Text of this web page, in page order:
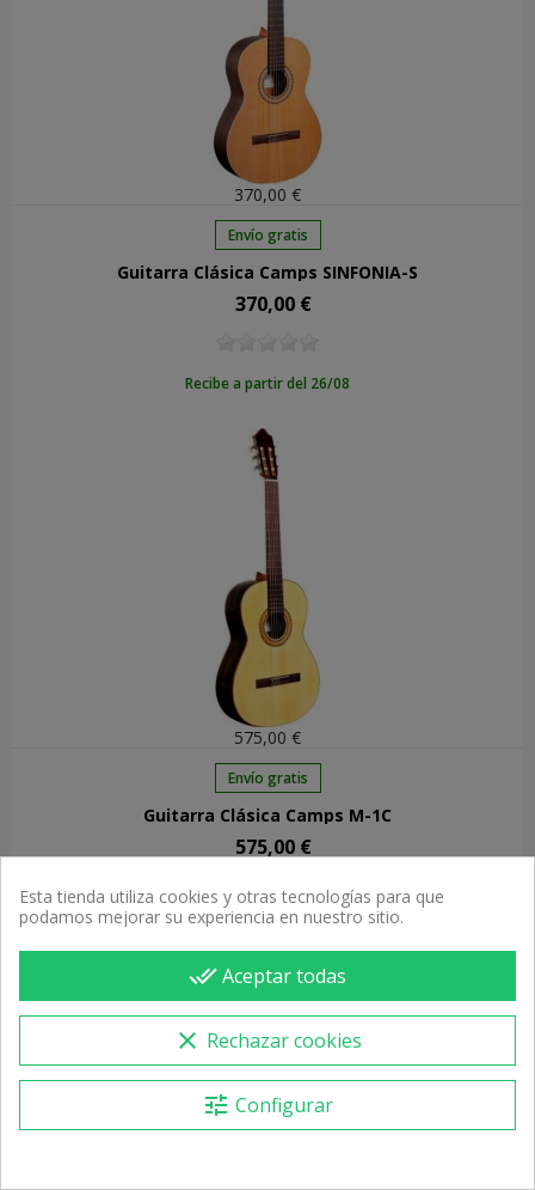
370,00 €
Envío gratis
Guitarra Clásica Camps SINFONIA-S
Precio
370,00 €
Recibe a partir del 26/08
575,00 €
Envío gratis
Guitarra Clásica Camps M-1C
Precio
575,00 €
Recibe a partir del 26/08
FUERA DE STOCK
Esta tienda utiliza cookies y otras tecnologías para que
podamos mejorar su experiencia en nuestro sitio.
done_allAceptar todas
clear Rechazar cookies
tune Configurar